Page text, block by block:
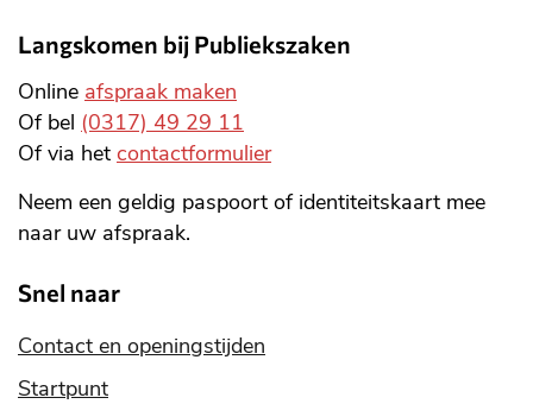
Langskomen bij Publiekszaken
Online afspraak maken
Of bel (0317) 49 29 11
Of via het contactformulier
Neem een geldig paspoort of identiteitskaart mee
naar uw afspraak.
Snel naar
Contact en openingstijden
Startpunt